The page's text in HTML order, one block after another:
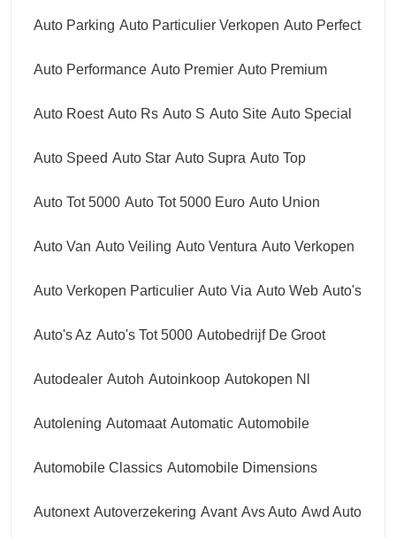
Auto Parking Auto Particulier Verkopen Auto Perfect
Auto Performance Auto Premier Auto Premium
Auto Roest Auto Rs Auto S Auto Site Auto Special
Auto Speed Auto Star Auto Supra Auto Top
Auto Tot 5000 Auto Tot 5000 Euro Auto Union
Auto Van Auto Veiling Auto Ventura Auto Verkopen
Auto Verkopen Particulier Auto Via Auto Web Auto's
Auto's Az Auto's Tot 5000 Autobedrijf De Groot
Autodealer Autoh Autoinkoop Autokopen Nl
Autolening Automaat Automatic Automobile
Automobile Classics Automobile Dimensions
Autonext Autoverzekering Avant Avs Auto Awd Auto